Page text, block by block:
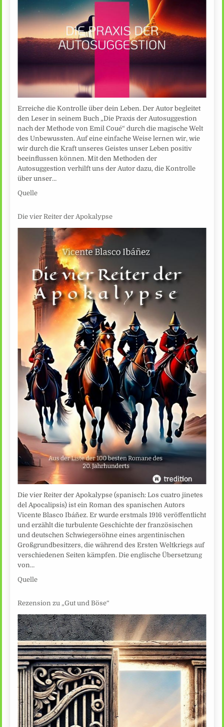
Erreiche die Kontrolle über dein Leben. Der Autor begleitet
den Leser in seinem Buch „Die Praxis der Autosuggestion
nach der Methode von Emil Coué“ durch die magische Welt
des Unbewussten. Auf eine einfache Weise lernen wir, wie
wir durch die Kraft unseres Geistes unser Leben positiv
beeinflussen können. Mit den Methoden der
Autosuggestion verhilft uns der Autor dazu, die Kontrolle
über unser…
Quelle
Die vier Reiter der Apokalypse
Die vier Reiter der Apokalypse (spanisch: Los cuatro jinetes
del Apocalipsis) ist ein Roman des spanischen Autors
Vicente Blasco Ibáñez. Er wurde erstmals 1916 veröffentlicht
und erzählt die turbulente Geschichte der französischen
und deutschen Schwiegersöhne eines argentinischen
Großgrundbesitzers, die während des Ersten Weltkriegs auf
verschiedenen Seiten kämpfen. Die englische Übersetzung
von…
Quelle
Rezension zu „Gut und Böse“